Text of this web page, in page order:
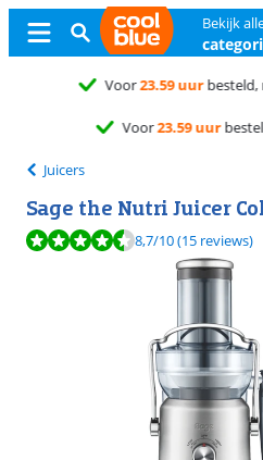
Bekijk
Juicers
Sage the Nutri Juicer
Beoordeling is 8,7 van de 10,
8,7/10(15 reviews)